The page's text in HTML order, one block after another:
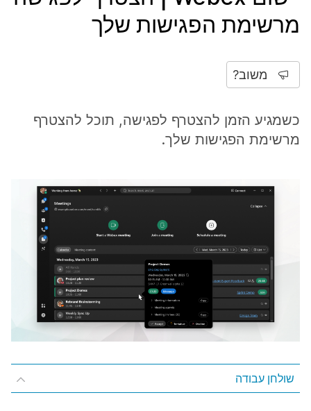
מרשימת הפגישות שלך
משוב?
כשמגיע הזמן להצטרף לפגישה, תוכל להצטרף
מרשימת הפגישות שלך.
שולחן עבודה